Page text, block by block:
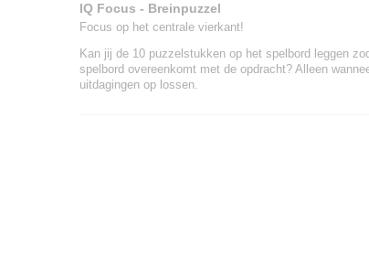
IQ Focus - Breinpuzzel
Focus op het centrale vierkant!
Kan jij de 10 puzzelstukken op het spelbord leggen
spelbord overeenkomt met de opdracht? Alleen
uitdagingen op lossen.